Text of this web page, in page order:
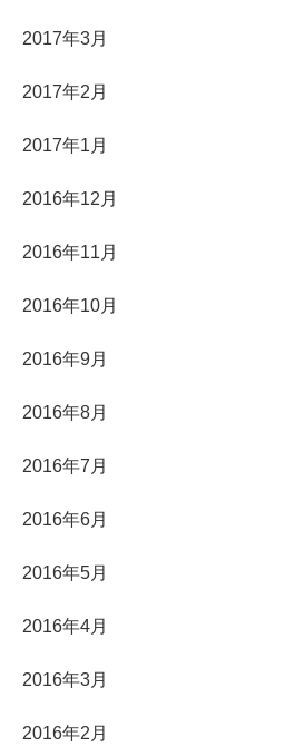
2017年3月
2017年2月
2017年1月
2016年12月
2016年11月
2016年10月
2016年9月
2016年8月
2016年7月
2016年6月
2016年5月
2016年4月
2016年3月
2016年2月